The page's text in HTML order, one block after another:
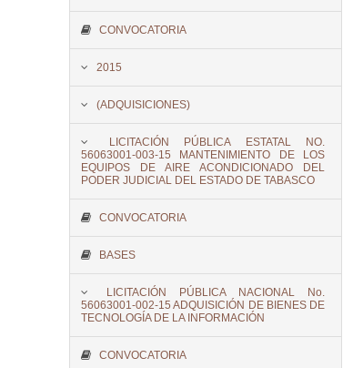
CONVOCATORIA
2015
(ADQUISICIONES)
LICITACIÓN PÚBLICA ESTATAL NO.
56063001-003-15 MANTENIMIENTO DE LOS
EQUIPOS DE AIRE ACONDICIONADO DEL
PODER JUDICIAL DEL ESTADO DE TABASCO
CONVOCATORIA
BASES
LICITACIÓN PÚBLICA NACIONAL No.
56063001-002-15 ADQUISICIÓN DE BIENES DE
TECNOLOGÍA DE LA INFORMACIÓN
CONVOCATORIA